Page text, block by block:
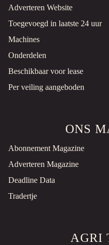
Adverteren Website
Toegevoegd in laatste 24 uur
Machines
Onderdelen
Beschikbaar voor lease
Per veiling aangeboden
ONS
Abonnement Magazine
Adverteren Magazine
Deadline Data
Tradertje
AGRI